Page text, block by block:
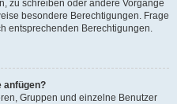
zu schreiben oder andere Vorgänge
besondere Berechtigungen. Frage
entsprechenden Berechtigungen.
anfügen?
Gruppen und einzelne Benutzer